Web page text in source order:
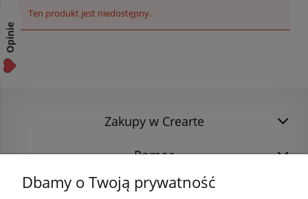
Ten produkt jest niedostępny.
Zakupy w Crearte
Pomoc
Dbamy o Twoją prywatność
Opinie